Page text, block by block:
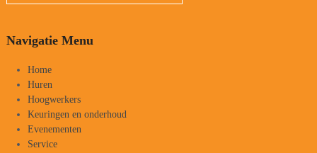
Navigatie Menu
Home
Huren
Hoogwerkers
Keuringen en onderhoud
Evenementen
Service